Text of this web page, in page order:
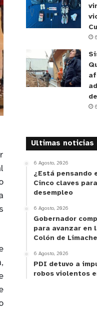
Ultimas noticias
6 Agosto, 2026
¿Está pensando
Cinco claves
desempleo
6 Agosto, 2026
Gobernador
para avanzar en
Colón de Limache
6 Agosto, 2026
PDI detuvo a
robos violentos